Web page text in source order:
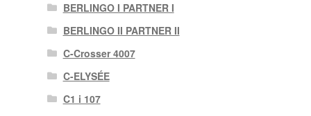
BERLINGO I PARTNER I
BERLINGO II PARTNER II
C-Crosser 4007
C-ELYSÉE
C1 i 107